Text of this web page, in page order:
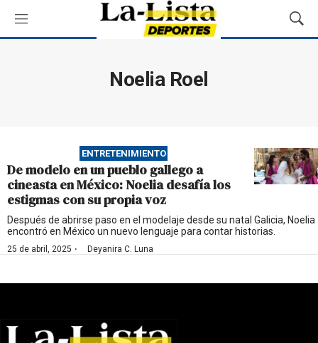
M
e
M
o
ú
s
q
u
d
Noelia Roel
ENTRETENIMIENTO
De modelo en un pueblo gallego a
cineasta en México: Noelia desafía los
estigmas con su propia voz
Después de abrirse paso en el modelaje desde su natal Galicia, Noelia
encontró en México un nuevo lenguaje para contar historias.
25 de abril, 2025 · Deyanira C. Luna